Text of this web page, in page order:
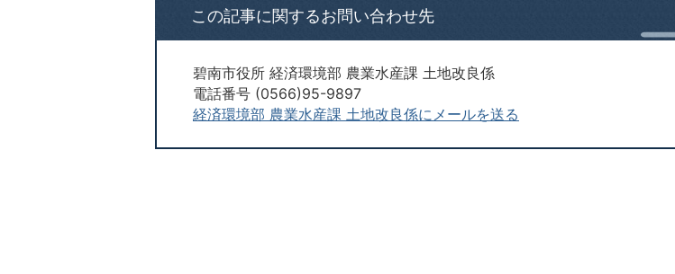
この記事に関するお問い合わせ先
碧南市役所 経済環境部 農業水産課 土地改良係
電話番号 (0566)95-9897
経済環境部 農業水産課 土地改良係にメールを送る